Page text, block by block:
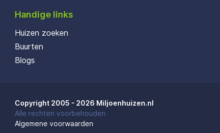
Handige links
Huizen zoeken
Buurten
Blogs
Copyright 2005 - 2026 Miljoenhuizen.nl
Alle rechten voorbehouden
Algemene voorwaarden